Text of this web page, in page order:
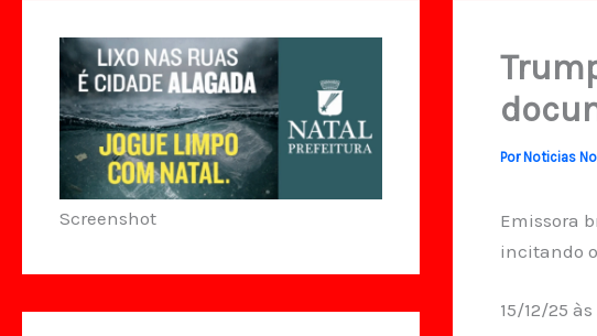
Screenshot
PorNoticias
Emissora
incitando
15/12/25